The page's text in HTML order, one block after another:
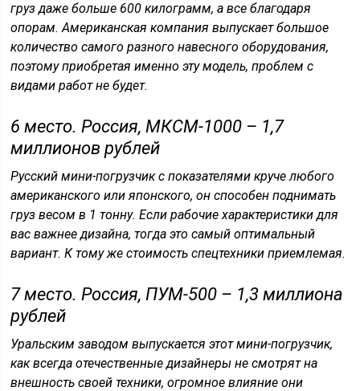
груз даже больше 600 килограмм, а все благодаря
опорам. Американская компания выпускает большое
количество самого разного навесного оборудования,
поэтому приобретая именно эту модель, проблем с
видами работ не будет.
6 место. Россия, МКСМ-1000 – 1,7
миллионов рублей
Русский мини-погрузчик с показателями круче любого
американского или японского, он способен поднимать
груз весом в 1 тонну. Если рабочие характеристики для
вас важнее дизайна, тогда это самый оптимальный
вариант. К тому же стоимость спецтехники приемлемая.
7 место. Россия, ПУМ-500 – 1,3 миллиона
рублей
Уральским заводом выпускается этот мини-погрузчик,
как всегда отечественные дизайнеры не смотрят на
внешность своей техники, огромное влияние они